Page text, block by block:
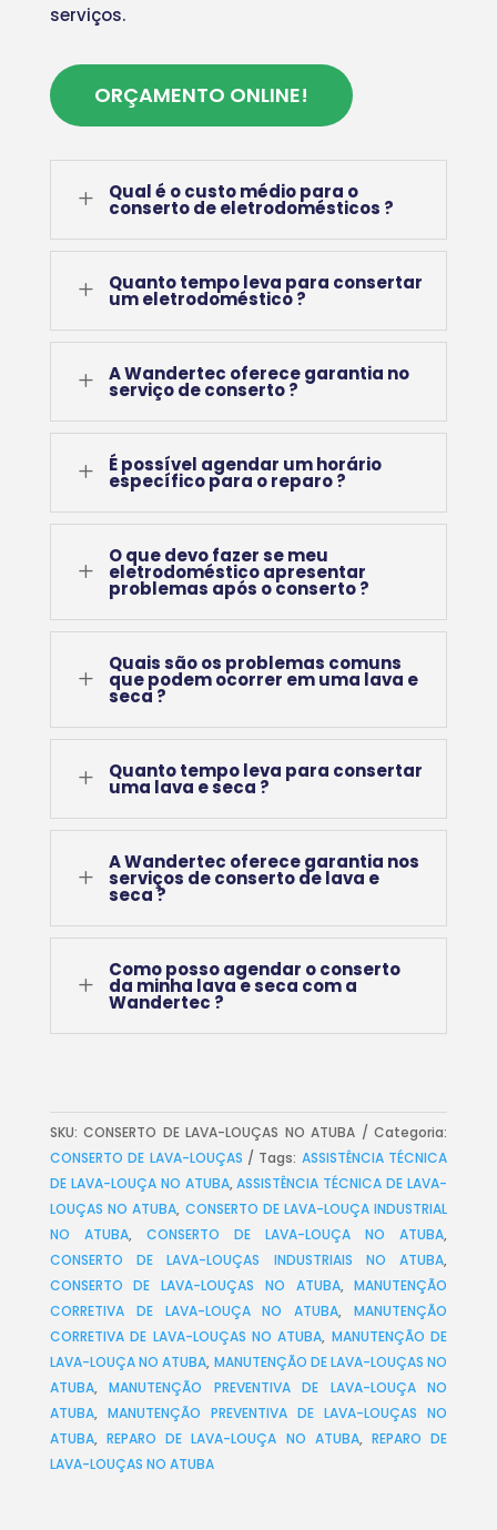
serviços.
ORÇAMENTO ONLINE!
L Qual é o custo médio para o
conserto de eletrodomésticos ?
L Quanto tempo leva para consertar
um eletrodoméstico ?
L A Wandertec oferece garantia no
serviço de conserto ?
L É possível agendar um horário
específico para o reparo ?
L
O que devo fazer se meu
eletrodoméstico apresentar
problemas após o conserto ?
L
Quais são os problemas comuns
que podem ocorrer em uma lava e
seca ?
L Quanto tempo leva para consertar
uma lava e seca ?
L
A Wandertec oferece garantia nos
serviços de conserto de lava e
seca ?
L
Como posso agendar o conserto
da minha lava e seca com a
Wandertec ?
SKU:CONSERTO DE LAVA-LOUÇAS NO ATUBA
Categoria:
CONSERTO DE LAVA-LOUÇAS
Tags: ASSISTÊNCIA TÉCNICA
DE LAVA-LOUÇA NO ATUBA,ASSISTÊNCIA TÉCNICA DE LAVA-
LOUÇAS NO ATUBA, CONSERTO DE LAVA-LOUÇA INDUSTRIAL
NO ATUBA, CONSERTO DE LAVA-LOUÇA NO ATUBA,
CONSERTO DE LAVA-LOUÇAS INDUSTRIAIS NO ATUBA,
CONSERTO DE LAVA-LOUÇAS NO ATUBA,MANUTENÇÃO
CORRETIVA DE LAVA-LOUÇA NO ATUBA,MANUTENÇÃO
CORRETIVA DE LAVA-LOUÇAS NO ATUBA, MANUTENÇÃO DE
LAVA-LOUÇA NO ATUBA, MANUTENÇÃO DE LAVA-LOUÇAS NO
ATUBA,MANUTENÇÃO PREVENTIVA DE LAVA-LOUÇA NO
ATUBA, MANUTENÇÃO PREVENTIVA DE LAVA-LOUÇAS NO
ATUBA, REPARO DE LAVA-LOUÇA NO ATUBA, REPARO DE
LAVA-LOUÇAS NO ATUBA